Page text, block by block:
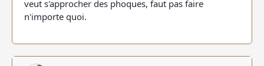
veut s'approcher des phoques, faut pas faire
n'importe quoi.